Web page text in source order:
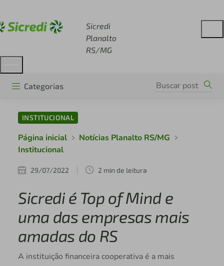
Sicredi
Planalto
RS/MG
Categorias
INSTITUCIONAL
Página inicial
Notícias Planalto RS/MG
Institucional
29/07/2022 2 min de leitura
Sicredi é Top of Mind e
uma das empresas mais
amadas do RS
A instituição financeira cooperativa é a mais